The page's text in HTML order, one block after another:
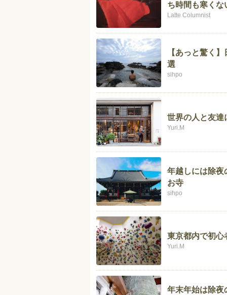
ち時間も寒く
Latte Columnist
【あっと驚く
選
sihpo
世界の人と友達
Yuri.M
年越しには除夜
お寺
sihpo
東京都内で初心
Yuri.M
年末年始は除夜